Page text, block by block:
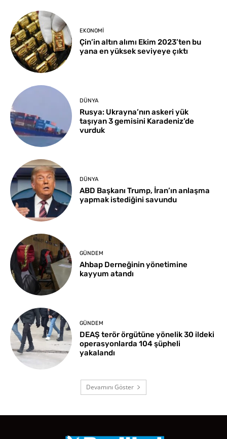
EKONOMI
Çin’in altın alımı Ekim 2023’ten bu
yana en yüksek seviyeye çıktı
DÜNYA
Rusya: Ukrayna’nın askeri yük
taşıyan 3 gemisini Karadeniz’de
vurduk
DÜNYA
ABD Başkanı Trump, İran’ın anlaşma
yapmak istediğini savundu
GÜNDEM
Ahbap Derneğinin yönetimine
kayyum atandı
GÜNDEM
DEAŞ terör örgütüne yönelik 30 ildeki
operasyonlarda 104 şüpheli
yakalandı
Devamını Göster